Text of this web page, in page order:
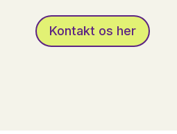
Kontakt os her